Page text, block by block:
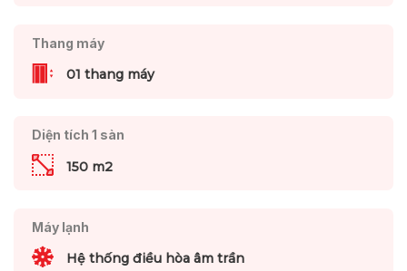
Thang máy
01 thang máy
Diện tích 1 sàn
150 m2
Máy lạnh
Hệ thống điều hòa âm trần